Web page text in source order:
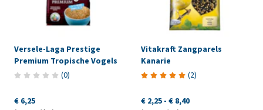
Versele-Laga Prestige
Premium Tropische Vogels
(0)
€ 6,25
Vitakraft Zangparels
Kanarie
(2)
€ 2,25 - € 8,40